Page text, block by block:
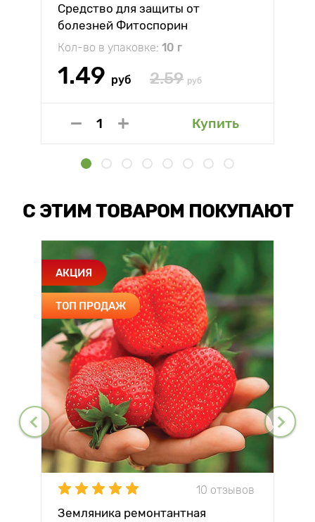
Средство для защиты от
болезней Фитоспорин
Кол-во в упаковке: 10 г
1.49 руб 2.59 руб
Купить
С ЭТИМ ТОВАРОМ ПОКУПАЮТ
АКЦИЯ
ТОП ПРОДАЖ
10 отзывов
Земляника ремонтантная